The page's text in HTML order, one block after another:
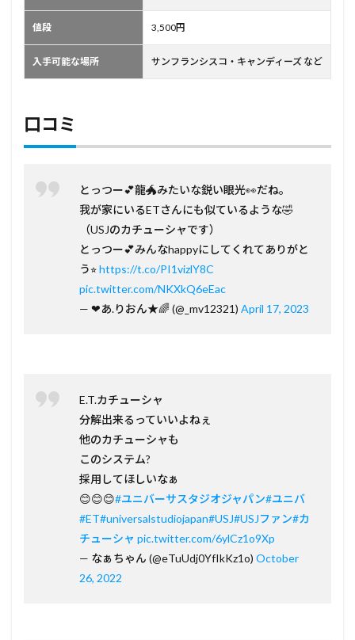
値段 3,500円
入手可能な場所 サンフランシスコ・キャンディーズ など
口コミ
とっつー💕龍🐲みたいな鋭い眼光👀だね。
我が家にいるETさんにも似ているような🤣
（USJのカチューシャです）
とっつー💕みんなhappyにしてくれてありがと
う⭐︎https://t.co/PI1vizlY8C
pic.twitter.com/NKXkQ6eEac
— ❤︎あ.りおん★🌈 (@_mv12321) April 17, 2023
E.T.カチューシャ
分解出来るっていいよねぇ
他のカチューシャも
このシステム?
採用してほしいなぁ
😊😊😊#ユニバーサスタジオジャパン#ユニバ
#ET#universalstudiojapan#USJ#USJファン#カ
チューシャ pic.twitter.com/6ylCz1o9Xp
— なぁちゃん (@eTuUdj0YfIkKz1o) October
26, 2022